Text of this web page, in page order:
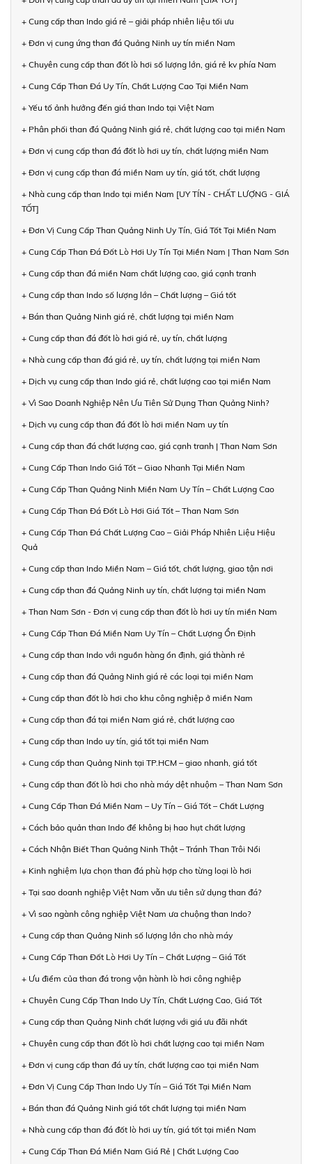
+ Cung cấp than Indo giá rẻ – giải pháp nhiên liệu tối ưu
+ Đơn vị cung ứng than đá Quảng Ninh uy tín miền Nam
+ Chuyên cung cấp than đốt lò hơi số lượng lớn, giá rẻ kv phía Nam
+ Cung Cấp Than Đá Uy Tín, Chất Lượng Cao Tại Miền Nam
+ Yếu tố ảnh hưởng đến giá than Indo tại Việt Nam
+ Phân phối than đá Quảng Ninh giá rẻ, chất lượng cao tại miền Nam
+ Đơn vị cung cấp than đá đốt lò hơi uy tín, chất lượng miền Nam
+ Đơn vị cung cấp than đá miền Nam uy tín, giá tốt, chất lượng
+ Nhà cung cấp than Indo tại miền Nam [UY TÍN - CHẤT LƯỢNG - GIÁ
TỐT]
+ Đơn Vị Cung Cấp Than Quảng Ninh Uy Tín, Giá Tốt Tại Miền Nam
+ Cung Cấp Than Đá Đốt Lò Hơi Uy Tín Tại Miền Nam | Than Nam Sơn
+ Cung cấp than đá miền Nam chất lượng cao, giá cạnh tranh
+ Cung cấp than Indo số lượng lớn – Chất lượng – Giá tốt
+ Bán than Quảng Ninh giá rẻ, chất lượng tại miền Nam
+ Cung cấp than đá đốt lò hơi giá rẻ, uy tín, chất lượng
+ Nhà cung cấp than đá giá rẻ, uy tín, chất lượng tại miền Nam
+ Dịch vụ cung cấp than Indo giá rẻ, chất lượng cao tại miền Nam
+ Vì Sao Doanh Nghiệp Nên Ưu Tiên Sử Dụng Than Quảng Ninh?
+ Dịch vụ cung cấp than đá đốt lò hơi miền Nam uy tín
+ Cung cấp than đá chất lượng cao, giá cạnh tranh | Than Nam Sơn
+ Cung Cấp Than Indo Giá Tốt – Giao Nhanh Tại Miền Nam
+ Cung Cấp Than Quảng Ninh Miền Nam Uy Tín – Chất Lượng Cao
+ Cung Cấp Than Đá Đốt Lò Hơi Giá Tốt – Than Nam Sơn
+ Cung Cấp Than Đá Chất Lượng Cao – Giải Pháp Nhiên Liệu Hiệu
Quả
+ Cung cấp than Indo Miền Nam – Giá tốt, chất lượng, giao tận nơi
+ Cung cấp than đá Quảng Ninh uy tín, chất lượng tại miền Nam
+ Than Nam Sơn - Đơn vị cung cấp than đốt lò hơi uy tín miền Nam
+ Cung Cấp Than Đá Miền Nam Uy Tín – Chất Lượng Ổn Định
+ Cung cấp than Indo với nguồn hàng ổn định, giá thành rẻ
+ Cung cấp than đá Quảng Ninh giá rẻ các loại tại miền Nam
+ Cung cấp than đốt lò hơi cho khu công nghiệp ở miền Nam
+ Cung cấp than đá tại miền Nam giá rẻ, chất lượng cao
+ Cung cấp than Indo uy tín, giá tốt tại miền Nam
+ Cung cấp than Quảng Ninh tại TP.HCM – giao nhanh, giá tốt
+ Cung cấp than đốt lò hơi cho nhà máy dệt nhuộm – Than Nam Sơn
+ Cung Cấp Than Đá Miền Nam – Uy Tín – Giá Tốt – Chất Lượng
+ Cách bảo quản than Indo để không bị hao hụt chất lượng
+ Cách Nhận Biết Than Quảng Ninh Thật – Tránh Than Trôi Nổi
+ Kinh nghiệm lựa chọn than đá phù hợp cho từng loại lò hơi
+ Tại sao doanh nghiệp Việt Nam vẫn ưu tiên sử dụng than đá?
+ Vì sao ngành công nghiệp Việt Nam ưa chuộng than Indo?
+ Cung cấp than Quảng Ninh số lượng lớn cho nhà máy
+ Cung Cấp Than Đốt Lò Hơi Uy Tín – Chất Lượng – Giá Tốt
+ Ưu điểm của than đá trong vận hành lò hơi công nghiệp
+ Chuyên Cung Cấp Than Indo Uy Tín, Chất Lượng Cao, Giá Tốt
+ Cung cấp than Quảng Ninh chất lượng với giá ưu đãi nhất
+ Chuyên cung cấp than đốt lò hơi chất lượng cao tại miền Nam
+ Đơn vị cung cấp than đá uy tín, chất lượng cao tại miền Nam
+ Đơn Vị Cung Cấp Than Indo Uy Tín – Giá Tốt Tại Miền Nam
+ Bán than đá Quảng Ninh giá tốt chất lượng tại miền Nam
+ Nhà cung cấp than đá đốt lò hơi uy tín, giá tốt tại miền Nam
+ Cung Cấp Than Đá Miền Nam Giá Rẻ | Chất Lượng Cao